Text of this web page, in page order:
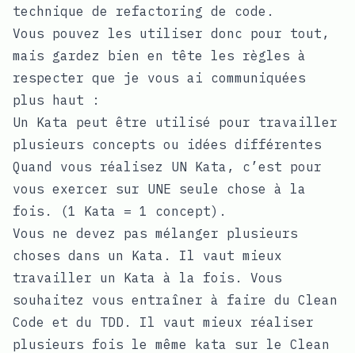
technique de refactoring de code.
Vous pouvez les utiliser donc pour tout,
mais gardez bien en tête les règles à
respecter que je vous ai communiquées
plus haut :
Un Kata peut être utilisé pour travailler
plusieurs concepts ou idées différentes
Quand vous réalisez UN Kata, c’est pour
vous exercer sur UNE seule chose à la
fois. (1 Kata = 1 concept).
Vous ne devez pas mélanger plusieurs
choses dans un Kata. Il vaut mieux
travailler un Kata à la fois. Vous
souhaitez vous entraîner à faire du Clean
Code et du TDD. Il vaut mieux réaliser
plusieurs fois le même kata sur le Clean